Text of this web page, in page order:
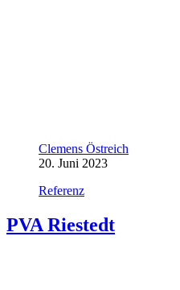
Clemens Östreich
20. Juni 2023
Referenz
PVA Riestedt